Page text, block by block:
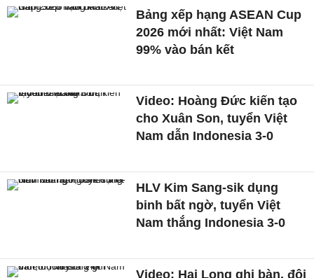
Bảng xếp hạng ASEAN Cup
2026 mới nhất: Việt Nam
99% vào bán kết
Video: Hoàng Đức kiến tạo
cho Xuân Son, tuyển Việt
Nam dẫn Indonesia 3-0
HLV Kim Sang-sik dụng
binh bất ngờ, tuyển Việt
Nam thắng Indonesia 3-0
Video: Hai Long ghi bàn, đội